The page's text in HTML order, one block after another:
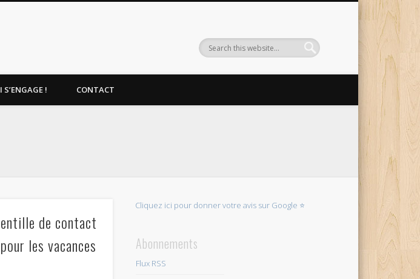
S’ENGAGE ! CONTACT
de contact
les vacances
Cliquez ici pour donner votre avis sur Google ⭐
Abonnements
Flux RSS